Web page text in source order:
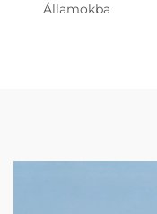
Államokba